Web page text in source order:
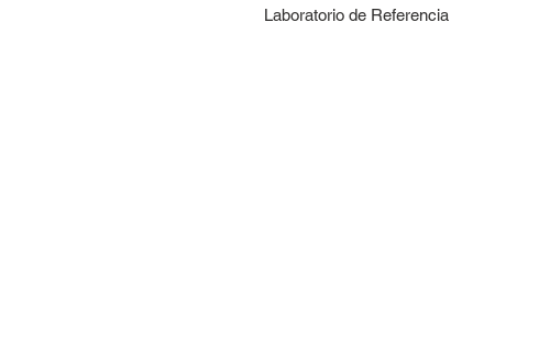
Laboratorio de Referencia